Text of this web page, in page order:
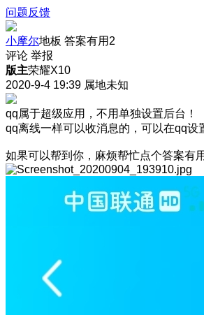
问题反馈
小摩尔地板 答案有用 2
评论 举报
版主荣耀X10
2020-9-4 19:39 属地未知
qq属于超级应用，不用单独设置后台！
qq离线一样可以收消息的，可以在qq设
如果可以帮到你，麻烦帮忙点个答案有